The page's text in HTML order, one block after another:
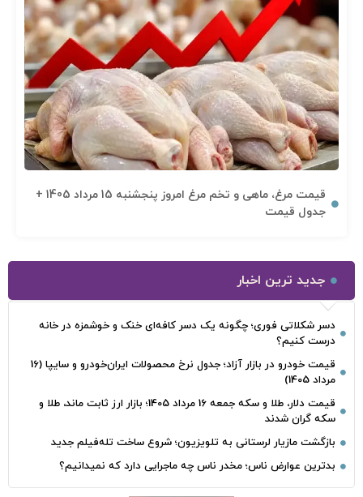
قیمت مرغ، ماهی و تخم مرغ امروز پنجشنبه 15 مرداد 1405 +
جدول قیمت
جدید ترین اخبار
دسر شکلاتی فوری؛ چگونه یک دسر کافه‌ای خنک و خوشمزه در خانه
درست کنیم؟
قیمت خودرو در بازار آزاد؛ جدول نرخ محصولات ایران‌خودرو و سایپا (16
مرداد 1405)
قیمت دلار، طلا و سکه جمعه 16 مرداد 1405؛ بازار ارز ثابت ماند، طلا و
سکه گران شدند
بازگشت مازیار لرستانی به تلویزیون؛ شروع ساخت تله‌فیلم جدید
بدترین عوارض ناس؛ مخدر ناس چه ماجرایی دارد که نمیدانیم؟